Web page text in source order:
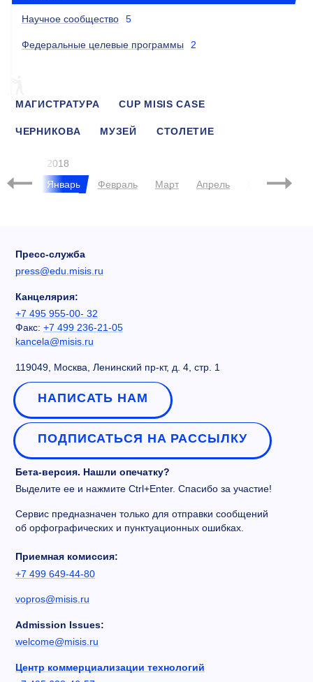
Научное сообщество 5
Федеральные целевые программы 2
МАГИСТРАТУРА CUP MISIS CASE
ЧЕРНИКОВА МУЗЕЙ СТОЛЕТИЕ
НЕДЕЛЯ ГОРНЯКА
2018
Январь
Февраль Март Апрель Май Июнь
Пресс-служба
press@edu.misis.ru
Канцелярия:
+7 495 955-00- 32
Факс: +7 499 236-21-05
kancela@misis.ru
119049, Москва, Ленинский пр-кт, д. 4, стр. 1
НАПИСАТЬ НАМ
ПОДПИСАТЬСЯ НА РАССЫЛКУ
Бета-версия. Нашли опечатку?
Выделите ее и нажмите Ctrl+Enter. Спасибо за участие!
Сервис предназначен только для отправки сообщений
об орфографических и пунктуационных ошибках.
Приемная комиссия:
+7 499 649-44-80
vopros@misis.ru
Admission Issues:
welcome@misis.ru
Центр коммерциализации технологий